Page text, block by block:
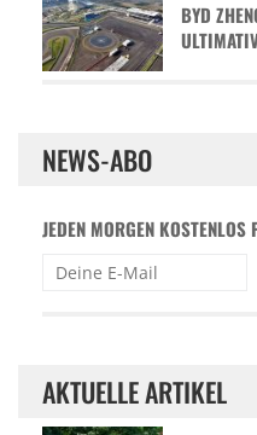
BYD
NEWS-ABO
JEDEN MORGEN
AKTUELLE ARTIKEL